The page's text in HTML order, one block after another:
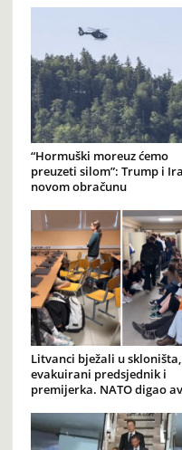
“Hormuški moreuz ćemo
preuzeti silom”: Trump i
novom obračunu
Litvanci bježali u skloništa,
evakuirani predsjednik i
premijerka. NATO digao